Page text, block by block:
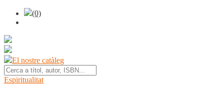
(0)
El nostre catàleg
Espiritualitat